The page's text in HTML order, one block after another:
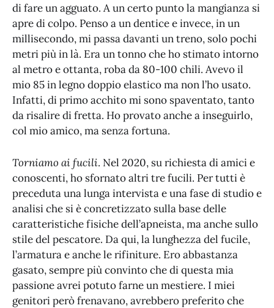
di fare un agguato. A un certo punto la mangianza si
apre di colpo. Penso a un dentice e invece, in un
millisecondo, mi passa davanti un treno, solo pochi
metri più in là. Era un tonno che ho stimato intorno
al metro e ottanta, roba da 80-100 chili. Avevo il
mio 85 in legno doppio elastico ma non l’ho usato.
Infatti, di primo acchito mi sono spaventato, tanto
da risalire di fretta. Ho provato anche a inseguirlo,
col mio amico, ma senza fortuna.
Torniamo ai fucili. Nel 2020, su richiesta di amici e
conoscenti, ho sfornato altri tre fucili. Per tutti è
preceduta una lunga intervista e una fase di studio e
analisi che si è concretizzato sulla base delle
caratteristiche fisiche dell’apneista, ma anche sullo
stile del pescatore. Da qui, la lunghezza del fucile,
l’armatura e anche le rifiniture. Ero abbastanza
gasato, sempre più convinto che di questa mia
passione avrei potuto farne un mestiere. I miei
genitori però frenavano, avrebbero preferito che